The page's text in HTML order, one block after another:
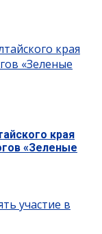
края
«Зеленые
края
«Зеленые
участие в